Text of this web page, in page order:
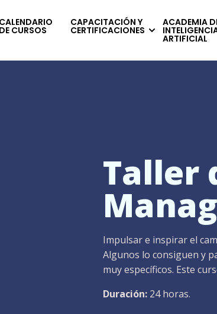
CALENDARIO
DE CURSOS
CAPACITACIÓN Y
CERTIFICACIONES
ACADEMIA
ARTIFICIAL
Taller
Impulsar e inspirar el
Algunos lo consiguen y
muy específicos. Este
Duración:24 horas.